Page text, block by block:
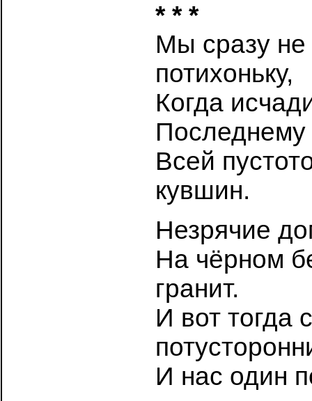
* * *
Мы сразу
потихоньку,
Когда
Последнему
Всей
кувшин.
Незрячие
На чёрном
гранит.
И вот тогда
И нас один